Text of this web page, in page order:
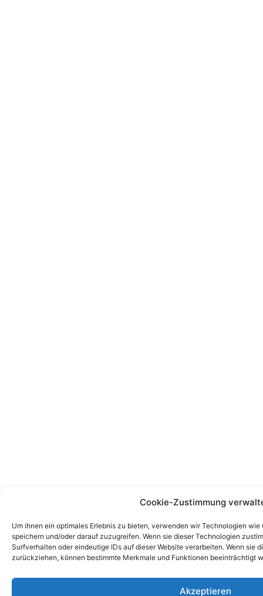
Cookie-Zustimmung
Um ihnen ein optimales Erlebnis zu bieten, verwenden wir Technologien
speichern und/oder darauf zuzugreifen. Wenn sie dieser Technologien
Surfverhalten oder eindeutige IDs auf dieser Website verarbeiten. Wenn sie
zurückziehen, können bestimmte Merkmale und Funktionen beeinträchtigt
Akzeptieren